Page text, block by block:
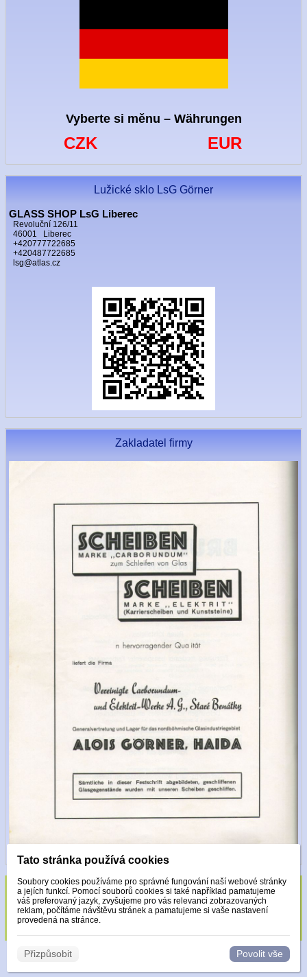
Vyberte si měnu – Währungen
CZK EUR
Lužické sklo LsG Görner
GLASS SHOP LsG Liberec
Revoluční 126/11
46001 Liberec
+420777722685
+420487722685
lsg@atlas.cz
Zakladatel firmy
Sklo zdobeno pouze krystaly Made with
Swarovski.
© 2026 WEXBO | www.wexbo.com
Tato stránka používá cookies
Soubory cookies používáme pro správné fungování naší webové stránky
a jejích funkcí. Pomocí souborů cookies si také například pamatujeme
váš preferovaný jazyk, zvyšujeme pro vás relevanci zobrazovaných
reklam, počítáme návštěvu stránek a pamatujeme si vaše nastavení
provedená na stránce.
Přizpůsobit Povolit vše